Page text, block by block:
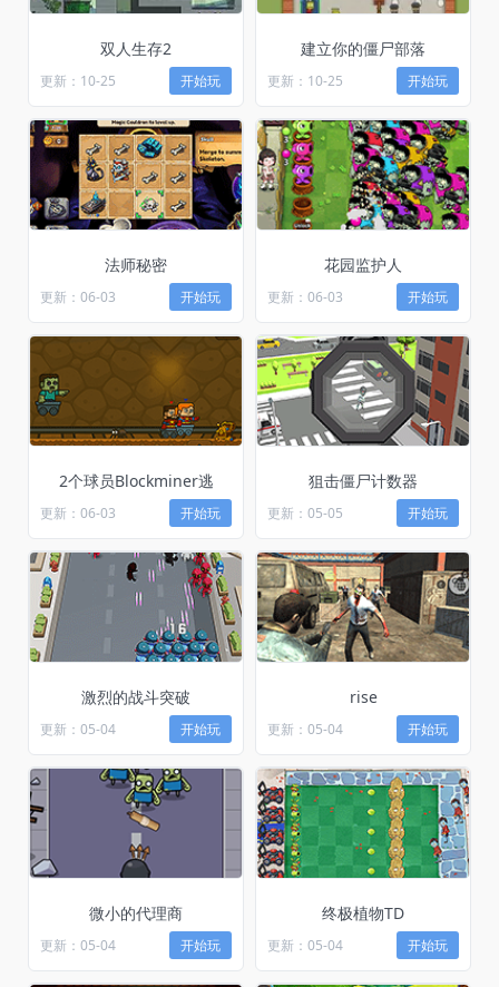
双人生存2
更新：10-25 开始玩
建立你的僵尸部落
更新：10-25 开始玩
法师秘密
更新：06-03 开始玩
花园监护人
更新：06-03 开始玩
2个球员Blockminer逃
更新：06-03 开始玩
狙击僵尸计数器
更新：05-05 开始玩
激烈的战斗突破
更新：05-04 开始玩
rise
更新：05-04 开始玩
微小的代理商
更新：05-04 开始玩
终极植物TD
更新：05-04 开始玩